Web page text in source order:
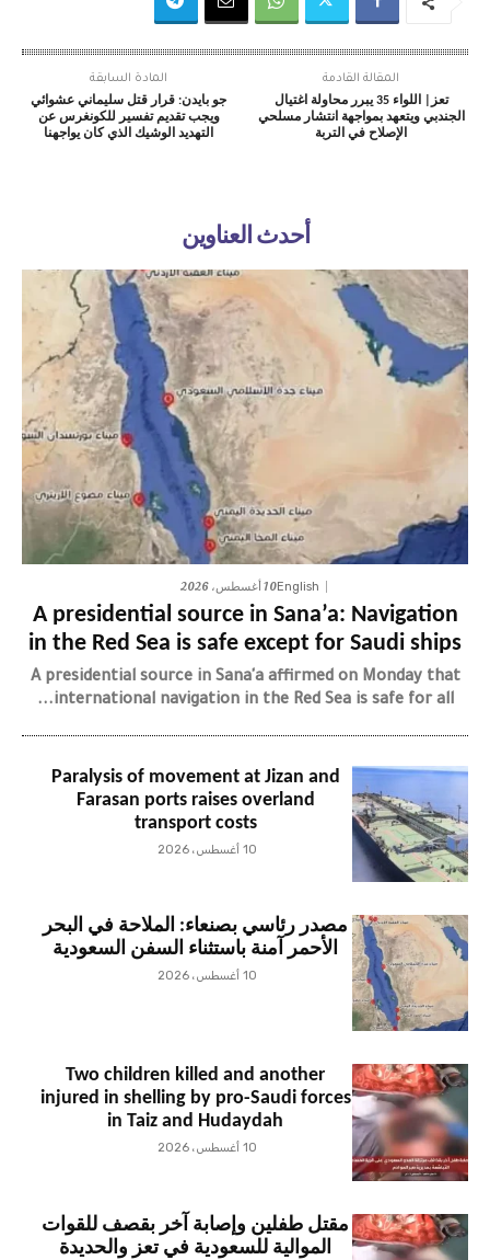
المادة السابقة
جو بايدن: قرار قتل سليماني عشوائي
ويجب تقديم تفسير للكونغرس عن
التهديد الوشيك الذي كان يواجهنا
المقالة القادمة
تعز| اللواء 35 يبرر محاولة اغتيال
الجندبي ويتعهد بمواجهة انتشار مسلحي
الإصلاح في التربة
أحدث العناوين
English10 أغسطس، 2026
A presidential source in Sana’a: Navigation
in the Red Sea is safe except for Saudi ships
A presidential source in Sana'a affirmed on Monday that
international navigation in the Red Sea is safe for all...
Paralysis of movement at Jizan and
Farasan ports raises overland
transport costs
10 أغسطس، 2026
مصدر رئاسي بصنعاء: الملاحة في البحر
الأحمر آمنة باستثناء السفن السعودية
10 أغسطس، 2026
Two children killed and another
injured in shelling by pro-Saudi forces
in Taiz and Hudaydah
10 أغسطس، 2026
مقتل طفلين وإصابة آخر بقصف للقوات
الموالية للسعودية في تعز والحديدة